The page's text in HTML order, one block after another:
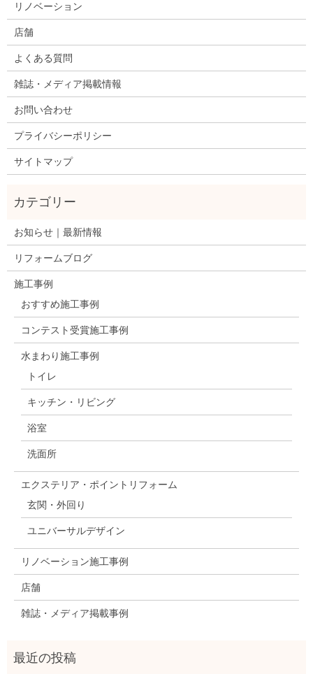
リノベーション
店舗
よくある質問
雑誌・メディア掲載情報
お問い合わせ
プライバシーポリシー
サイトマップ
お知らせ｜最新情報
リフォームブログ
施工事例
おすすめ施工事例
コンテスト受賞施工事例
水まわり施工事例
トイレ
キッチン・リビング
浴室
洗面所
エクステリア・ポイントリフォーム
玄関・外回り
ユニバーサルデザイン
リノベーション施工事例
店舗
雑誌・メディア掲載事例